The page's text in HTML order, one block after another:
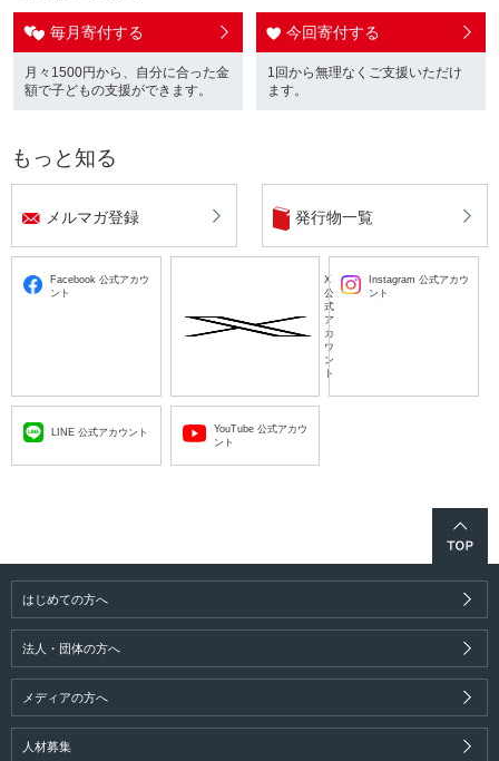
毎月寄付する
月々1500円から、自分に合った金
額で子どもの支援ができます。
今回寄付する
1回から無理なくご支援いただけ
ます。
もっと知る
メルマガ登録 発行物一覧
Facebook 公式アカウ
ント
X
公
式
ア
カ
ウ
ン
ト
Instagram 公式アカウ
ント
LINE 公式アカウント
YouTube 公式アカウ
ント
はじめての方へ
法人・団体の方へ
メディアの方へ
人材募集